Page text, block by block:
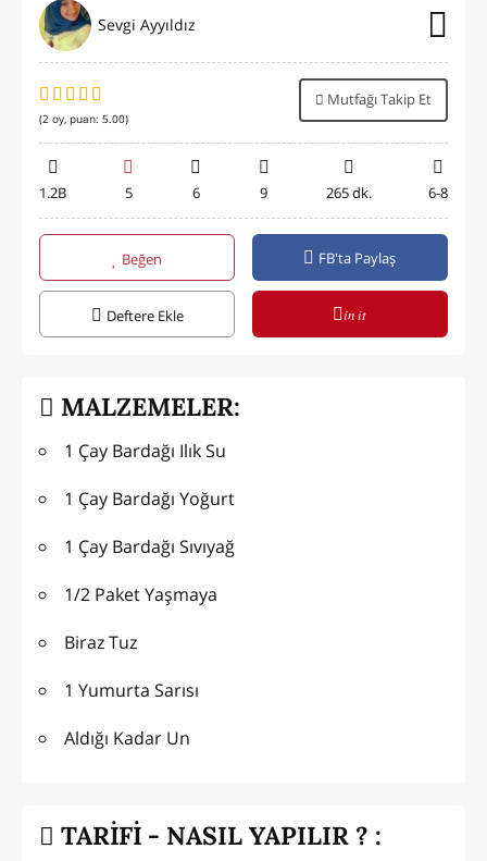
Sevgi Ayyıldız
(2 oy, puan: 5.00)
Mutfağı Takip Et
1.2B 5 6 9 265 dk. 6-8
Beğen FB'ta Paylaş
Deftere Ekle in it
MALZEMELER:
1 Çay Bardağı Ilık Su
1 Çay Bardağı Yoğurt
1 Çay Bardağı Sıvıyağ
1/2 Paket Yaşmaya
Biraz Tuz
1 Yumurta Sarısı
Aldığı Kadar Un
TARİFİ - NASIL YAPILIR ? :